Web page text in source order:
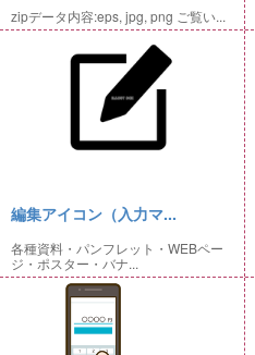
zipデータ内容:eps, jpg, png ご覧い...
編集アイコン（入力マ...
各種資料・パンフレット・WEBペー
ジ・ポスター・バナ...